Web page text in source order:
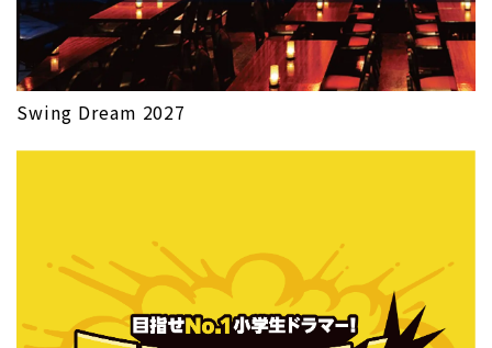
Swing Dream 2027